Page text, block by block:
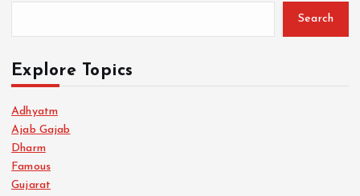
Search
Explore Topics
Adhyatm
Ajab Gajab
Dharm
Famous
Gujarat